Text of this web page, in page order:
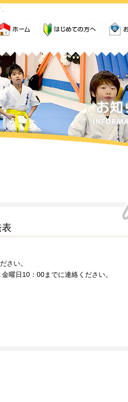
さい。
曜日10：00までに連絡ください。